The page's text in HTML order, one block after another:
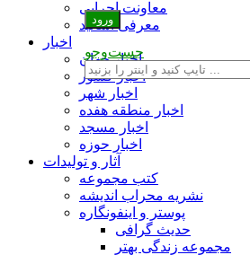
معاونت اجرایی
معرفی اساتید
اخبار
اخبار جهان
اخبار کشور
اخبار شهر
اخبار منطقه هفده
اخبار مسجد
اخبار حوزه
آثار و تولیدات
کتب مجموعه
نشریه محراب اندیشه
پوستر و اینفونگاره
حدیث گرافی
مجموعه زندگی بهتر
جست‌وجو